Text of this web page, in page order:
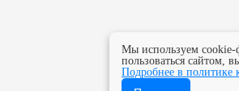
Мы используем cookie-
пользоваться сайтом,
Подробнее в политике